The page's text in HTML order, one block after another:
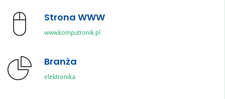
Strona WWW
www.komputronik.pl
Branża
elektronika